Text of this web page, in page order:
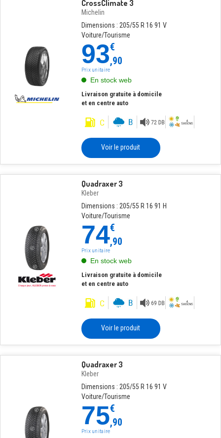
CrossClimate 3
Michelin
Dimensions : 205/55 R 16 91 V
Voiture/Tourisme
93€
,90
Prix unitaire
En stock web
Livraison gratuite à domicile
et en centre auto
Voir le produit
Quadraxer 3
Kleber
Dimensions : 205/55 R 16 91 H
Voiture/Tourisme
74€
,90
Prix unitaire
En stock web
Livraison gratuite à domicile
et en centre auto
Voir le produit
Quadraxer 3
Kleber
Dimensions : 205/55 R 16 91 V
Voiture/Tourisme
75€
,90
Prix unitaire